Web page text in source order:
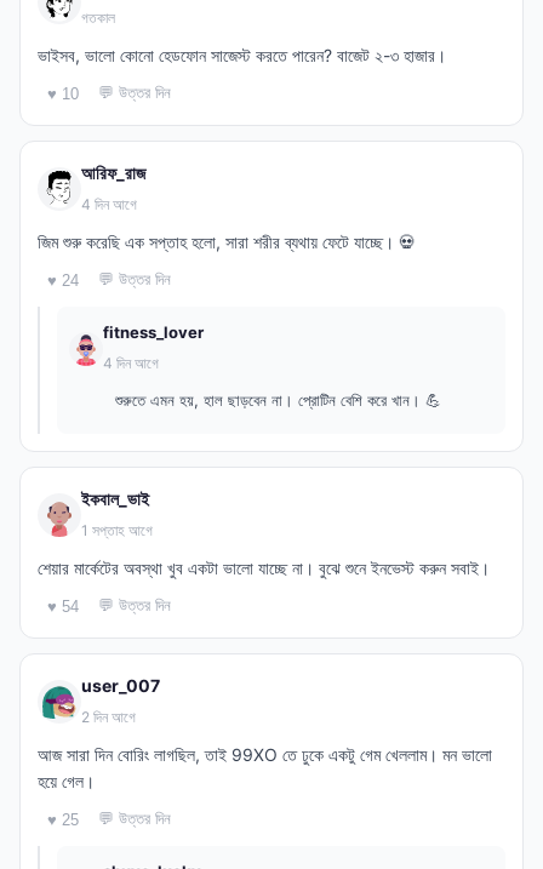
গতকাল
ভাইসব, ভালো কোনো হেডফোন সাজেস্ট করতে পারেন? বাজেট ২-৩ হাজার।
♥ 10 💬 উত্তর দিন
আরিফ_রাজ
4 দিন আগে
জিম শুরু করেছি এক সপ্তাহ হলো, সারা শরীর ব্যথায় ফেটে যাচ্ছে। 💀
♥ 24 💬 উত্তর দিন
fitness_lover
4 দিন আগে
শুরুতে এমন হয়, হাল ছাড়বেন না। প্রোটিন বেশি করে খান। 💪
ইকবাল_ভাই
1 সপ্তাহ আগে
শেয়ার মার্কেটের অবস্থা খুব একটা ভালো যাচ্ছে না। বুঝে শুনে ইনভেস্ট করুন সবাই।
♥ 54 💬 উত্তর দিন
user_007
2 দিন আগে
আজ সারা দিন বোরিং লাগছিল, তাই 99XO তে ঢুকে একটু গেম খেললাম। মন ভালো
হয়ে গেল।
♥ 25 💬 উত্তর দিন